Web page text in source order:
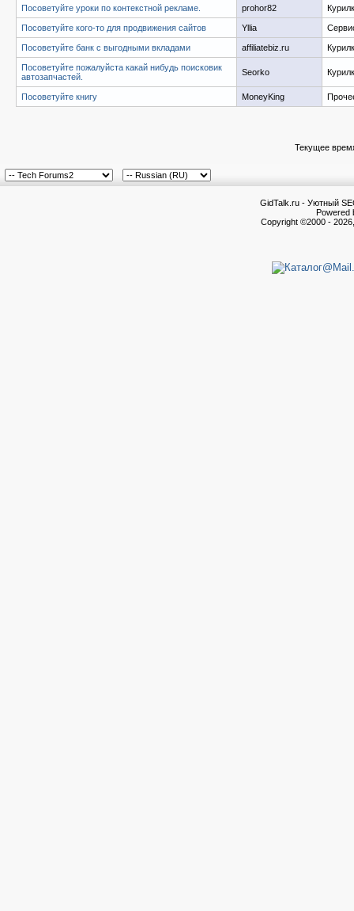
Посоветуйте уроки по контекстной рекламе.
prohor82
Посоветуйте кого-то для продвижения сайтов Yllia
Посоветуйте банк с выгодными вкладами affiliatebiz.ru
Посоветуйте пожалуйста какай нибудь поисковик
автозапчастей.
Seorko
Посоветуйте книгу MoneyKing
Текущее
GidTalk.ru - Уютный
Powered
Copyright ©2000 -